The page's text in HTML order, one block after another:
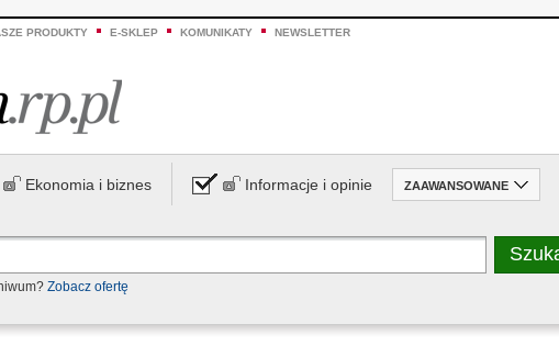
PRODUKTY E-SKLEP KOMUNIKATY NEWSLETTER
Ekonomia i biznes Informacje i opinie ZAAWANSOWANE
Zobacz ofertę